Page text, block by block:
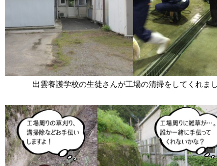
出雲養護学校の生徒さんが工場の清掃をしてくれま